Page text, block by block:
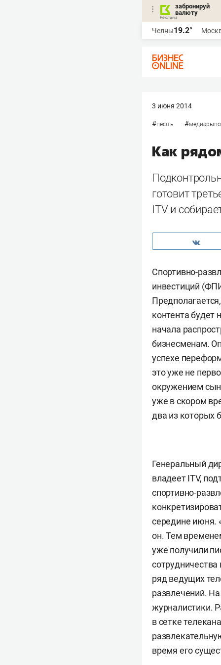
забронируй
валюту
Челны19.2°
3 июня 2014
#нефть #
Как
готовит
ITV и
Спортивно-
инвестиций
контента
начала
бизнесменам.
успехе
это уже не
окружением
уже в скором
два из которых
Генеральный
владеет ITV,
спортивно-
середине июня.
он. Тем
уже получили
ряд ведущих
развлечений.
журналистики.
в сетке
время его